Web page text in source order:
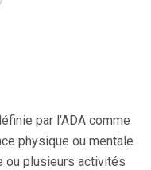
par l'ADA comme
physique ou mentale
ou plusieurs activités